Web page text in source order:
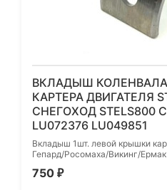
ВКЛАДЫШ
КАРТЕРА ДВИГАТЕЛЯ
СНЕГОХОД STELS800
LU072376 LU049851
Вкладыш 1шт. левой крышки
Гепард/Росомаха/Викинг/
750 ₽